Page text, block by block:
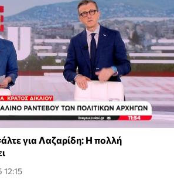
για Λαζαρίδη: Η πολλή
12:15